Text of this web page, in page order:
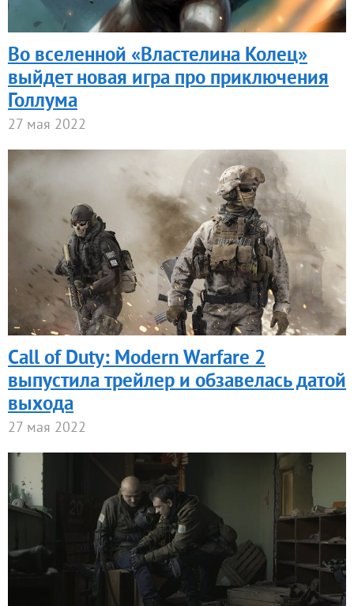
Во вселенной «Властелина Колец»
выйдет новая игра про приключения
Голлума
27 мая 2022
Call of Duty: Modern Warfare 2
выпустила трейлер и обзавелась датой
выхода
27 мая 2022